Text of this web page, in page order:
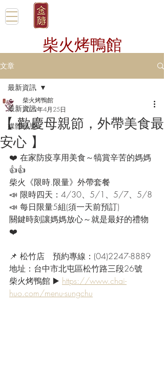
柴火烤鴨館
文章
最新資訊
媒體報導
最新資訊
【 歡慶母親節，外帶美食最
安心 】
柴火烤鴨館
2022年4月25日
❤️ 在家防疫享用美食～犒賞辛苦的媽媽
👍️👍️
柴火《限時.限量》外帶套餐
📣 限時四天：4/30、5/1、5/7、5/8
📣 每日限量5組(須一天前預訂)
關鍵時刻讓媽媽放心～就是最好的禮物
❤️
📌 松竹店　預約專線：(04)2247-8889
地址：台中市北屯區松竹路三段26號
柴火烤鴨館 ▶️ https://www.chai-
huo.com/menu-sungchu